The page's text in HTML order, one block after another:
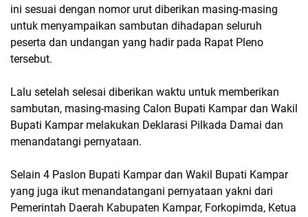
ini sesuai dengan nomor urut diberikan masing-masing
untuk menyampaikan sambutan dihadapan seluruh
peserta dan undangan yang hadir pada Rapat Pleno
tersebut.
Lalu setelah selesai diberikan waktu untuk memberikan
sambutan, masing-masing Calon Bupati Kampar dan Wakil
Bupati Kampar melakukan Deklarasi Pilkada Damai dan
menandatangi pernyataan.
Selain 4 Paslon Bupati Kampar dan Wakil Bupati Kampar
yang juga ikut menandatangani pernyataan yakni dari
Pemerintah Daerah Kabupaten Kampar, Forkopimda, Ketua